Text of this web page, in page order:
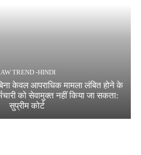
TREND -HINDI
केवल आपराधिक मामला लंबित होने के
को सेवामुक्त नहीं किया जा सकता:
सुप्रीम कोर्ट